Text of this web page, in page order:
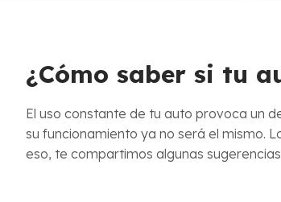
¿Cómo saber si tu
El uso constante de tu auto provoca un
su funcionamiento ya no será el mismo.
eso, te compartimos algunas